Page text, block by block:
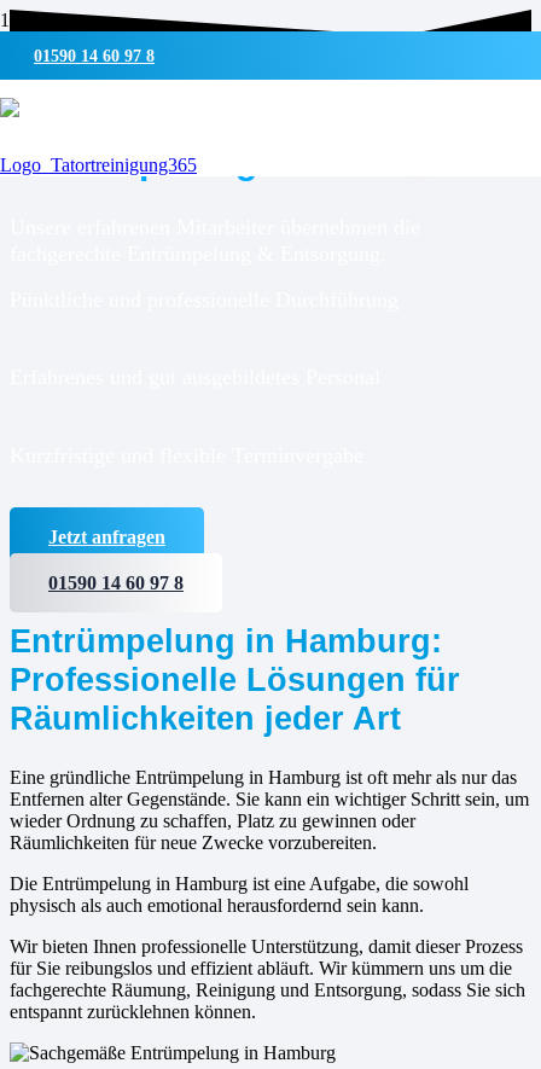
01590 14 60 97 8
GRÜNDLICH, ZUVERLÄSSIG UND SCHNELL!
Entrümpelung
Jetzt anfragen
01590 14 60 97 8
Entrümpelung in Hamburg:
Professionelle Lösungen für
Räumlichkeiten jeder Art
Eine gründliche Entrümpelung in Hamburg ist oft mehr als nur das
Entfernen alter Gegenstände. Sie kann ein wichtiger Schritt sein, um
wieder Ordnung zu schaffen, Platz zu gewinnen oder
Räumlichkeiten für neue Zwecke vorzubereiten.
Die Entrümpelung in Hamburg ist eine Aufgabe, die sowohl
physisch als auch emotional herausfordernd sein kann.
Wir bieten Ihnen professionelle Unterstützung, damit dieser Prozess
für Sie reibungslos und effizient abläuft. Wir kümmern uns um die
fachgerechte Räumung, Reinigung und Entsorgung, sodass Sie sich
entspannt zurücklehnen können.